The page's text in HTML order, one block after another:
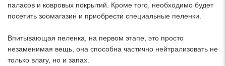
паласов и ковровых покрытий. Кроме того, необходимо будет
посетить зоомагазин и приобрести специальные пеленки.
Впитывающая пеленка, на первом этапе, это просто
незаменимая вещь, она способна частично нейтрализовать не
только влагу, но и запах.